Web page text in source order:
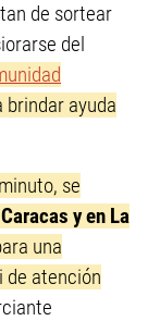
de sortear
del
brindar ayuda
se
Caracas y en La
una
de atención